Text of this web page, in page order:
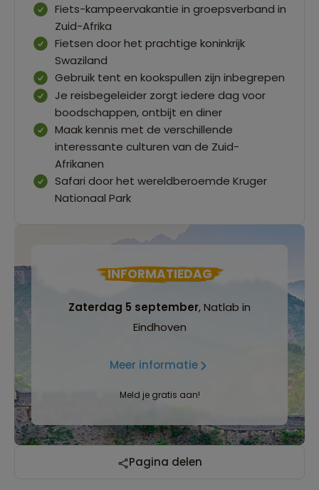
Fiets-kampeervakantie in groepsverband in
Zuid-Afrika
Fietsen door het prachtige koninkrijk
Swaziland
Gebruik tent en kookspullen zijn inbegrepen
Je reisbegeleider zorgt iedere dag voor
boodschappen, ontbijt en diner
Maak kennis met de verschillende
interessante culturen van de Zuid-
Afrikanen
Safari door het wereldberoemde Kruger
Nationaal Park
INFORMATIEDAG
Zaterdag 5 september, Natlab in
Eindhoven
Meer informatie
Meld je gratis aan!
Pagina delen
Reizen met oog voor mens, cultuur en milieu